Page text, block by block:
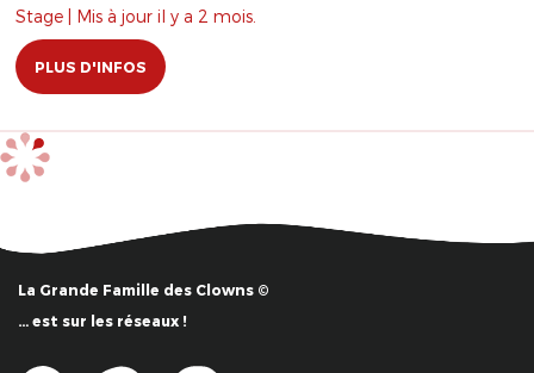
Stage | Mis à jour il y a 2 mois.
PLUS D'INFOS
La Grande Famille des Clowns ©
… est sur les réseaux !